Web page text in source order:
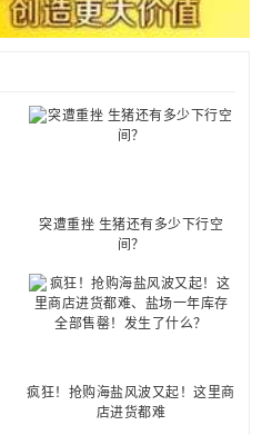
突遭重挫 生猪还有多少下行空
间？
疯狂！抢购海盐风波又起！这里商
店进货都难